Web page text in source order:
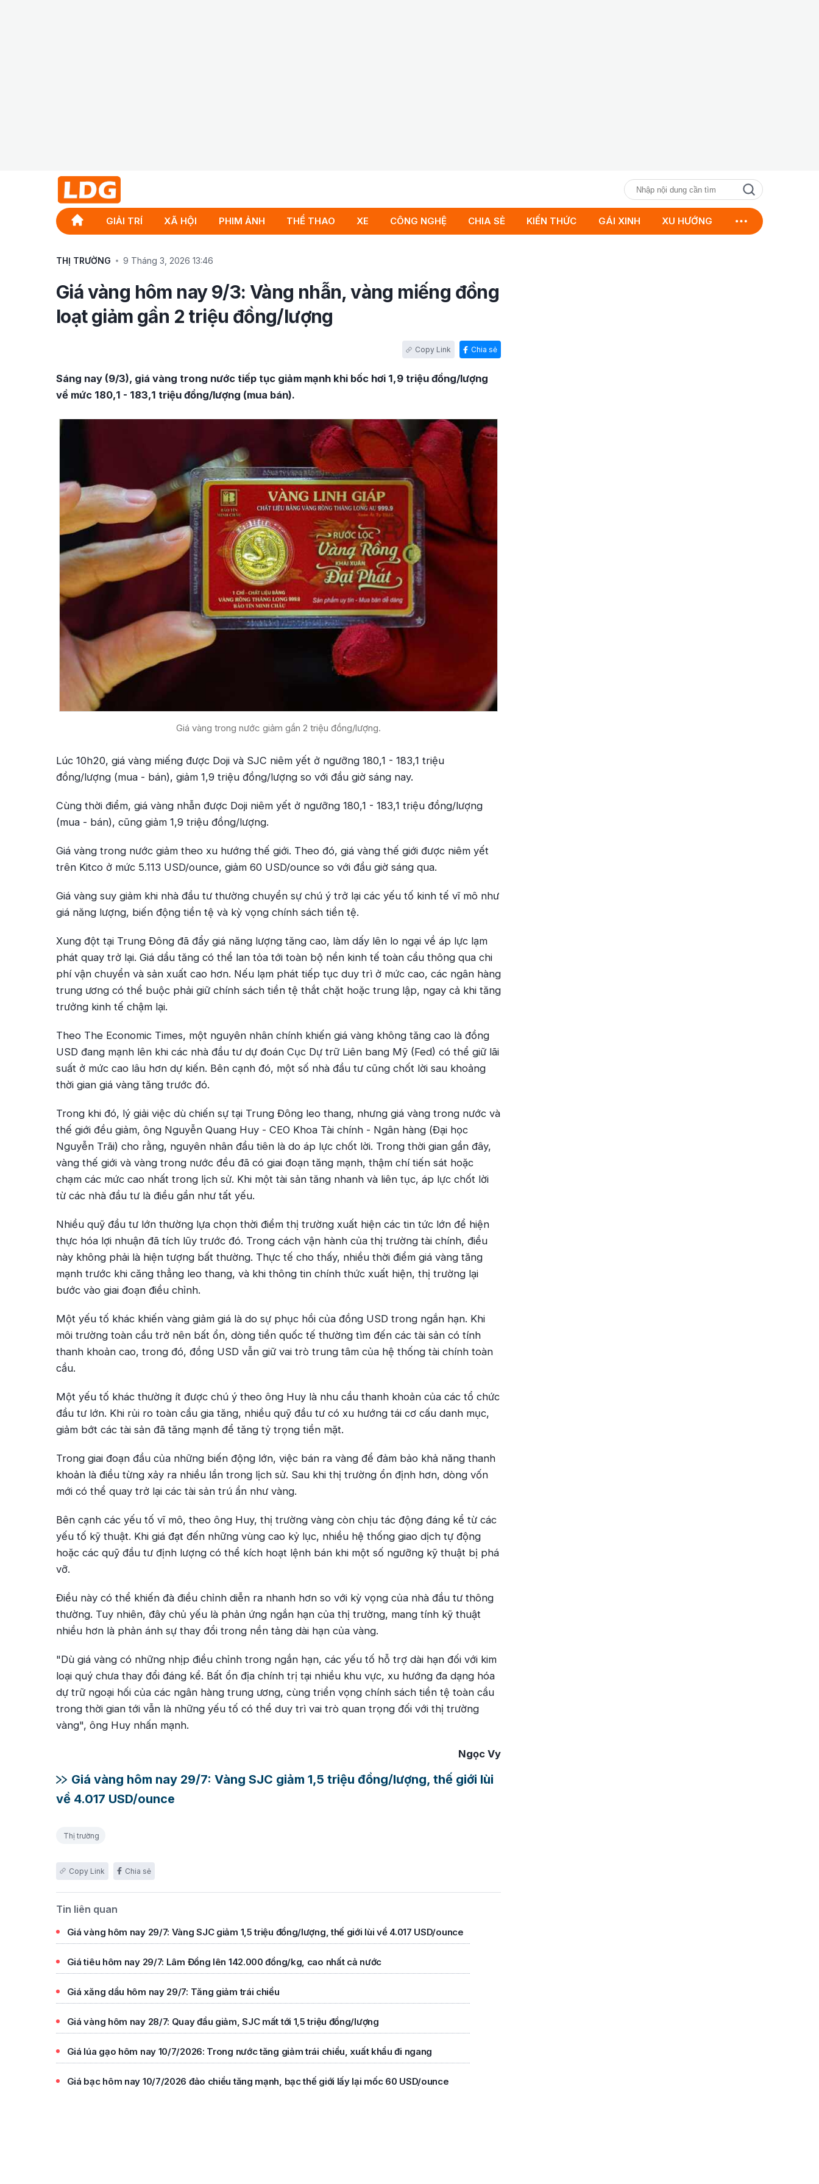
GIẢI TRÍ XÃ HỘI PHIM ẢNH THỂ THAO XE CÔNG NGHỆ CHIA SẺ KIẾN THỨC GÁI XINH XU HƯỚNG
THỊ TRƯỜNG 9 Tháng 3, 2026 13:46
Giá vàng hôm nay 9/3: Vàng nhẫn, vàng miếng đồng
loạt giảm gần 2 triệu đồng/lượng
Chia sẻ
Sáng nay (9/3), giá vàng trong nước tiếp tục giảm mạnh khi bốc hơi 1,9 triệu đồng/lượng
về mức 180,1 - 183,1 triệu đồng/lượng (mua bán).
Giá vàng trong nước giảm gần 2 triệu đồng/lượng.
Lúc 10h20, giá vàng miếng được Doji và SJC niêm yết ở ngưỡng 180,1 - 183,1 triệu
đồng/lượng (mua - bán), giảm 1,9 triệu đồng/lượng so với đầu giờ sáng nay.
Cùng thời điểm, giá vàng nhẫn được Doji niêm yết ở ngưỡng 180,1 - 183,1 triệu đồng/lượng
(mua - bán), cũng giảm 1,9 triệu đồng/lượng.
Giá vàng trong nước giảm theo xu hướng thế giới. Theo đó, giá vàng thế giới được niêm yết
trên Kitco ở mức 5.113 USD/ounce, giảm 60 USD/ounce so với đầu giờ sáng qua.
Giá vàng suy giảm khi nhà đầu tư thường chuyển sự chú ý trở lại các yếu tố kinh tế vĩ mô như
giá năng lượng, biến động tiền tệ và kỳ vọng chính sách tiền tệ.
Xung đột tại Trung Đông đã đẩy giá năng lượng tăng cao, làm dấy lên lo ngại về áp lực lạm
phát quay trở lại. Giá dầu tăng có thể lan tỏa tới toàn bộ nền kinh tế toàn cầu thông qua chi
phí vận chuyển và sản xuất cao hơn. Nếu lạm phát tiếp tục duy trì ở mức cao, các ngân hàng
trung ương có thể buộc phải giữ chính sách tiền tệ thắt chặt hoặc trung lập, ngay cả khi tăng
trưởng kinh tế chậm lại.
Theo The Economic Times, một nguyên nhân chính khiến giá vàng không tăng cao là đồng
USD đang mạnh lên khi các nhà đầu tư dự đoán Cục Dự trữ Liên bang Mỹ (Fed) có thể giữ lãi
suất ở mức cao lâu hơn dự kiến. Bên cạnh đó, một số nhà đầu tư cũng chốt lời sau khoảng
thời gian giá vàng tăng trước đó.
Trong khi đó, lý giải việc dù chiến sự tại Trung Đông leo thang, nhưng giá vàng trong nước và
thế giới đều giảm, ông Nguyễn Quang Huy - CEO Khoa Tài chính - Ngân hàng (Đại học
Nguyễn Trãi) cho rằng, nguyên nhân đầu tiên là do áp lực chốt lời. Trong thời gian gần đây,
vàng thế giới và vàng trong nước đều đã có giai đoạn tăng mạnh, thậm chí tiến sát hoặc
chạm các mức cao nhất trong lịch sử. Khi một tài sản tăng nhanh và liên tục, áp lực chốt lời
từ các nhà đầu tư là điều gần như tất yếu.
Nhiều quỹ đầu tư lớn thường lựa chọn thời điểm thị trường xuất hiện các tin tức lớn để hiện
thực hóa lợi nhuận đã tích lũy trước đó. Trong cách vận hành của thị trường tài chính, điều
này không phải là hiện tượng bất thường. Thực tế cho thấy, nhiều thời điểm giá vàng tăng
mạnh trước khi căng thẳng leo thang, và khi thông tin chính thức xuất hiện, thị trường lại
bước vào giai đoạn điều chỉnh.
Một yếu tố khác khiến vàng giảm giá là do sự phục hồi của đồng USD trong ngắn hạn. Khi
môi trường toàn cầu trở nên bất ổn, dòng tiền quốc tế thường tìm đến các tài sản có tính
thanh khoản cao, trong đó, đồng USD vẫn giữ vai trò trung tâm của hệ thống tài chính toàn
cầu.
Một yếu tố khác thường ít được chú ý theo ông Huy là nhu cầu thanh khoản của các tổ chức
đầu tư lớn. Khi rủi ro toàn cầu gia tăng, nhiều quỹ đầu tư có xu hướng tái cơ cấu danh mục,
giảm bớt các tài sản đã tăng mạnh để tăng tỷ trọng tiền mặt.
Trong giai đoạn đầu của những biến động lớn, việc bán ra vàng để đảm bảo khả năng thanh
khoản là điều từng xảy ra nhiều lần trong lịch sử. Sau khi thị trường ổn định hơn, dòng vốn
mới có thể quay trở lại các tài sản trú ẩn như vàng.
Bên cạnh các yếu tố vĩ mô, theo ông Huy, thị trường vàng còn chịu tác động đáng kể từ các
yếu tố kỹ thuật. Khi giá đạt đến những vùng cao kỷ lục, nhiều hệ thống giao dịch tự động
hoặc các quỹ đầu tư định lượng có thể kích hoạt lệnh bán khi một số ngưỡng kỹ thuật bị phá
vỡ.
Điều này có thể khiến đà điều chỉnh diễn ra nhanh hơn so với kỳ vọng của nhà đầu tư thông
thường. Tuy nhiên, đây chủ yếu là phản ứng ngắn hạn của thị trường, mang tính kỹ thuật
nhiều hơn là phản ánh sự thay đổi trong nền tảng dài hạn của vàng.
"Dù giá vàng có những nhịp điều chỉnh trong ngắn hạn, các yếu tố hỗ trợ dài hạn đối với kim
loại quý chưa thay đổi đáng kể. Bất ổn địa chính trị tại nhiều khu vực, xu hướng đa dạng hóa
dự trữ ngoại hối của các ngân hàng trung ương, cùng triển vọng chính sách tiền tệ toàn cầu
trong thời gian tới vẫn là những yếu tố có thể duy trì vai trò quan trọng đối với thị trường
vàng", ông Huy nhấn mạnh.
Ngọc Vy
Giá vàng hôm nay 29/7: Vàng SJC giảm 1,5 triệu đồng/lượng, thế giới lùi
về 4.017 USD/ounce
Thị trường
Chia sẻ
Tin liên quan
Giá vàng hôm nay 29/7: Vàng SJC giảm 1,5 triệu đồng/lượng, thế giới lùi về 4.017 USD/ounce
Giá tiêu hôm nay 29/7: Lâm Đồng lên 142.000 đồng/kg, cao nhất cả nước
Giá xăng dầu hôm nay 29/7: Tăng giảm trái chiều
Giá vàng hôm nay 28/7: Quay đầu giảm, SJC mất tới 1,5 triệu đồng/lượng
Giá lúa gạo hôm nay 10/7/2026: Trong nước tăng giảm trái chiều, xuất khẩu đi ngang
Giá bạc hôm nay 10/7/2026 đảo chiều tăng mạnh, bạc thế giới lấy lại mốc 60 USD/ounce